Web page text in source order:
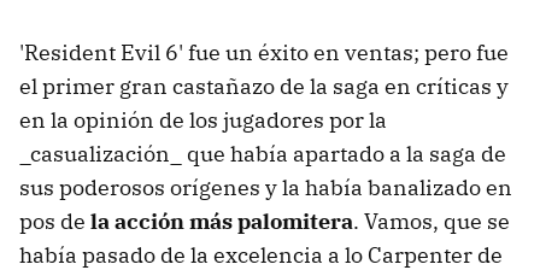
'Resident Evil 6' fue un éxito en ventas; pero fue
el primer gran castañazo de la saga en críticas y
en la opinión de los jugadores por la
_casualización_ que había apartado a la saga de
sus poderosos orígenes y la había banalizado en
pos de la acción más palomitera. Vamos, que se
había pasado de la excelencia a lo Carpenter de